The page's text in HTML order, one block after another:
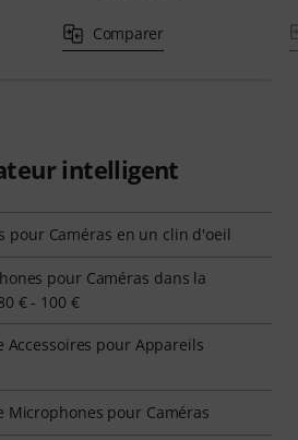
Comparer
intelligent
pour Caméras en un clin d'oeil
pour Caméras dans la
€ - 100 €
Accessoires pour Appareils
Microphones pour Caméras